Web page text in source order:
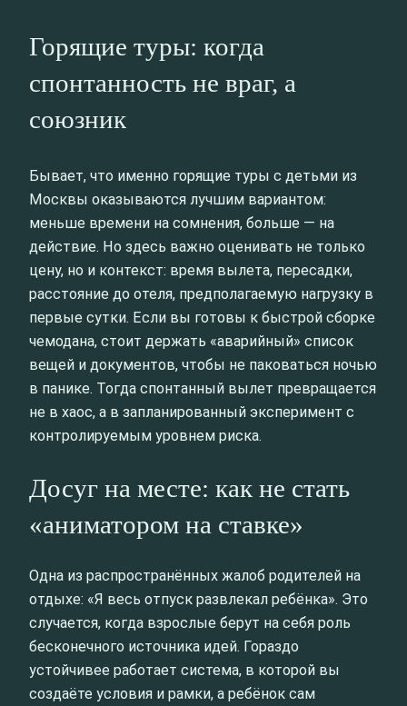
Горящие туры: когда
спонтанность не враг, а
союзник
Бывает, что именно горящие туры с детьми из
Москвы оказываются лучшим вариантом:
меньше времени на сомнения, больше — на
действие. Но здесь важно оценивать не только
цену, но и контекст: время вылета, пересадки,
расстояние до отеля, предполагаемую нагрузку в
первые сутки. Если вы готовы к быстрой сборке
чемодана, стоит держать «аварийный» список
вещей и документов, чтобы не паковаться ночью
в панике. Тогда спонтанный вылет превращается
не в хаос, а в запланированный эксперимент с
контролируемым уровнем риска.
Досуг на месте: как не стать
«аниматором на ставке»
Одна из распространённых жалоб родителей на
отдыхе: «Я весь отпуск развлекал ребёнка». Это
случается, когда взрослые берут на себя роль
бесконечного источника идей. Гораздо
устойчивее работает система, в которой вы
создаёте условия и рамки, а ребёнок сам